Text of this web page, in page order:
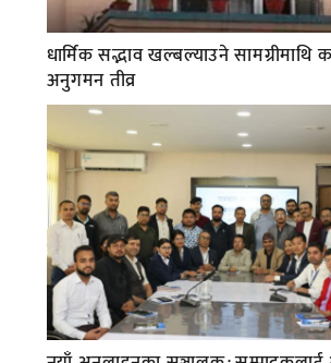
धार्मिक सद्भाव खल्बल्याउने सामग्रीमाथि
अनुगमन तीव्र